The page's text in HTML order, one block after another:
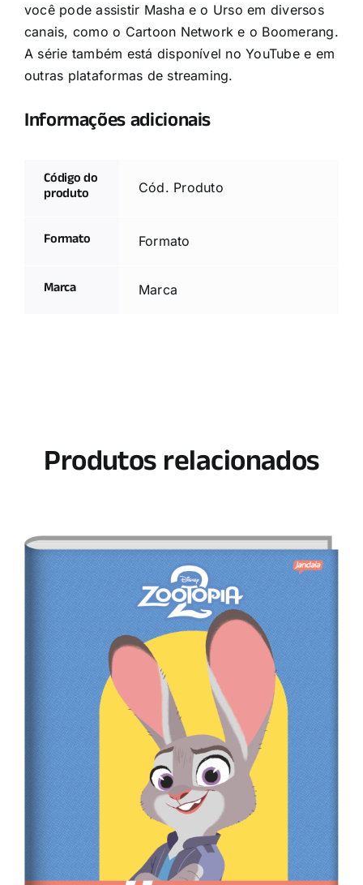
você pode assistir Masha e o Urso em diversos
canais, como o Cartoon Network e o Boomerang.
A série também está disponível no YouTube e em
outras plataformas de streaming.
Informações adicionais
Código do
produto Cód. Produto
Formato Formato
Marca Marca
Produtos relacionados